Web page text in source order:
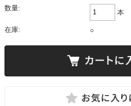
数量:
本
在庫: ○